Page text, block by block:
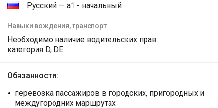
Русский — а1 - начальный
Навыки вождения, транспорт
Необходимо наличие водительских прав
категория D, DE
Обязанности:
перевозка пассажиров в городских, пригородных и
междугородних маршрутах